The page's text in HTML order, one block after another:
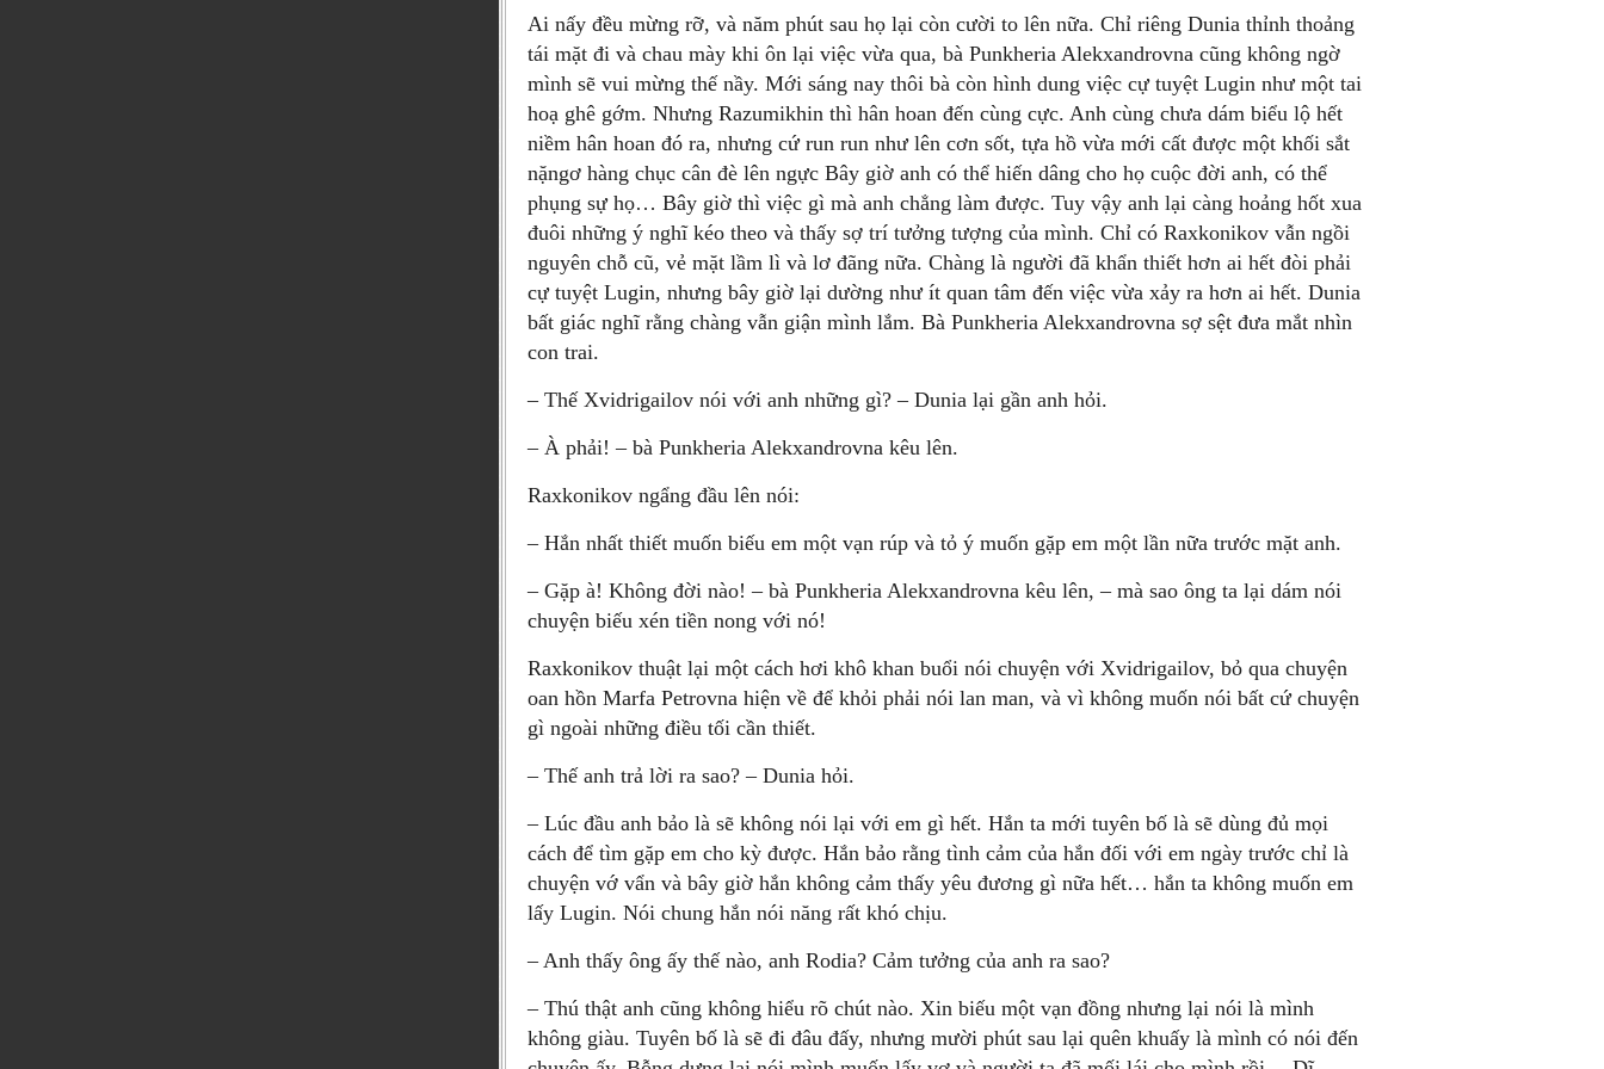
Ai nấy đều mừng rỡ, và năm phút sau họ lại còn cười to lên nữa. Chỉ riêng Dunia thỉnh thoảng
tái mặt đi và chau mày khi ôn lại việc vừa qua, bà Punkheria Alekxandrovna cũng không ngờ
mình sẽ vui mừng thế nầy. Mới sáng nay thôi bà còn hình dung việc cự tuyệt Lugin như một tai
hoạ ghê gớm. Nhưng Razumikhin thì hân hoan đến cùng cực. Anh cùng chưa dám biểu lộ hết
niềm hân hoan đó ra, nhưng cứ run run như lên cơn sốt, tựa hồ vừa mới cất được một khối sắt
nặngơ hàng chục cân đè lên ngực Bây giờ anh có thể hiến dâng cho họ cuộc đời anh, có thể
phụng sự họ… Bây giờ thì việc gì mà anh chẳng làm được. Tuy vậy anh lại càng hoảng hốt xua
đuôi những ý nghĩ kéo theo và thấy sợ trí tưởng tượng của mình. Chỉ có Raxkonikov vẫn ngồi
nguyên chỗ cũ, vẻ mặt lầm lì và lơ đãng nữa. Chàng là người đã khẩn thiết hơn ai hết đòi phải
cự tuyệt Lugin, nhưng bây giờ lại dường như ít quan tâm đến việc vừa xảy ra hơn ai hết. Dunia
bất giác nghĩ rằng chàng vẫn giận mình lắm. Bà Punkheria Alekxandrovna sợ sệt đưa mắt nhìn
con trai.
– Thế Xvidrigailov nói với anh những gì? – Dunia lại gần anh hỏi.
– À phải! – bà Punkheria Alekxandrovna kêu lên.
Raxkonikov ngẩng đầu lên nói:
– Hắn nhất thiết muốn biếu em một vạn rúp và tỏ ý muốn gặp em một lần nữa trước mặt anh.
– Gặp à! Không đời nào! – bà Punkheria Alekxandrovna kêu lên, – mà sao ông ta lại dám nói
chuyện biếu xén tiền nong với nó!
Raxkonikov thuật lại một cách hơi khô khan buổi nói chuyện với Xvidrigailov, bỏ qua chuyện
oan hồn Marfa Petrovna hiện về để khỏi phải nói lan man, và vì không muốn nói bất cứ chuyện
gì ngoài những điều tối cần thiết.
– Thế anh trả lời ra sao? – Dunia hỏi.
– Lúc đầu anh bảo là sẽ không nói lại với em gì hết. Hắn ta mới tuyên bố là sẽ dùng đủ mọi
cách để tìm gặp em cho kỳ được. Hắn bảo rằng tình cảm của hắn đối với em ngày trước chỉ là
chuyện vớ vẩn và bây giờ hắn không cảm thấy yêu đương gì nữa hết… hắn ta không muốn em
lấy Lugin. Nói chung hắn nói năng rất khó chịu.
– Anh thấy ông ấy thế nào, anh Rodia? Cảm tưởng của anh ra sao?
– Thú thật anh cũng không hiểu rõ chút nào. Xin biếu một vạn đồng nhưng lại nói là mình
không giàu. Tuyên bố là sẽ đi đâu đấy, nhưng mười phút sau lại quên khuấy là mình có nói đến